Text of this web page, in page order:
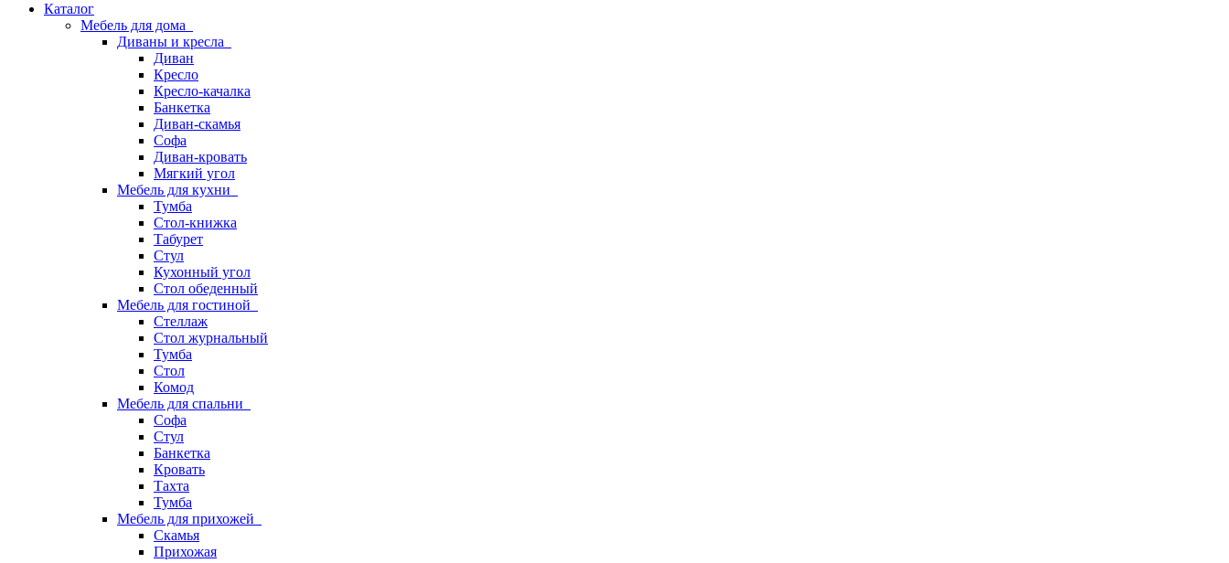
Каталог
Мебель для дома
Диваны и кресла
Диван
Кресло
Кресло-качалка
Банкетка
Диван-скамья
Софа
Диван-кровать
Мягкий угол
Мебель для кухни
Тумба
Стол-книжка
Табурет
Стул
Кухонный угол
Стол обеденный
Мебель для гостиной
Стеллаж
Стол журнальный
Тумба
Стол
Комод
Мебель для спальни
Софа
Стул
Банкетка
Кровать
Тахта
Тумба
Мебель для прихожей
Скамья
Прихожая